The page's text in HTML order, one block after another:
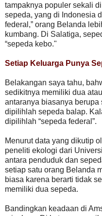
tampaknya populer sekali
sepeda, yang di Indonesia
federal,” orang Belanda
kumbang. Di Salatiga,
“sepeda kebo."
Setiap Keluarga Punya
Belakangan saya tahu,
sedikitnya memiliki dua
antaranya biasanya
dipilihlah sepeda balap.
dipilihlah “sepeda federal”.
Menurut data yang dikutip
peneliti ekologi dari
antara penduduk dan
setiap satu orang Belanda
biasa karena berarti tidak
memiliki dua sepeda.
Bandingkan keadaan di